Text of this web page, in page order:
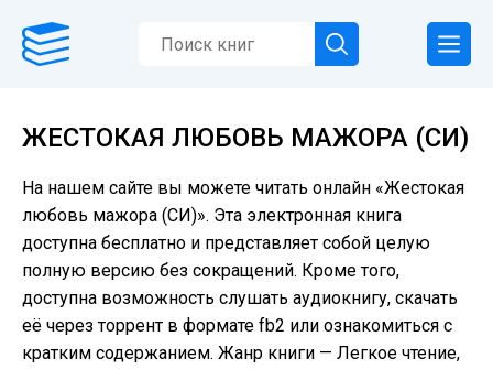
ЖЕСТОКАЯ ЛЮБОВЬ МАЖОРА (СИ)
На нашем сайте вы можете читать онлайн «Жестокая
любовь мажора (СИ)». Эта электронная книга
доступна бесплатно и представляет собой целую
полную версию без сокращений. Кроме того,
доступна возможность слушать аудиокнигу, скачать
её через торрент в формате fb2 или ознакомиться с
кратким содержанием. Жанр книги — Легкое чтение,